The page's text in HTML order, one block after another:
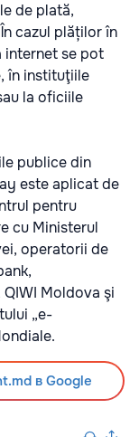
de plată,
cazul plăților în
internet se pot
în instituţiile
la oficiile
publice din
este aplicat de
pentru
cu Ministerul
operatorii de
Moldova şi
„e-
в Google